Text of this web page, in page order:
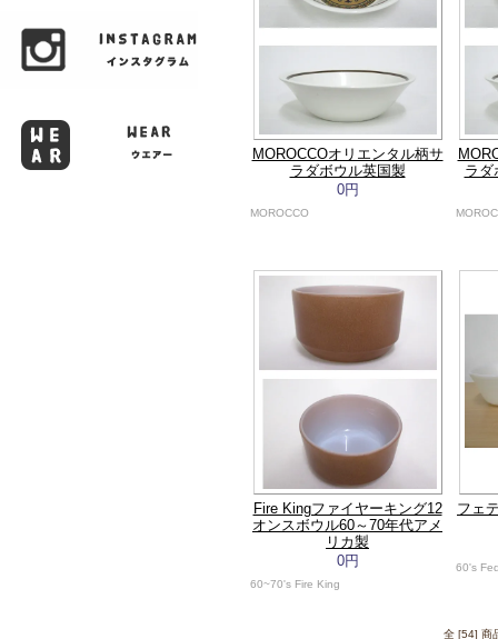
MOROCCOオリエンタル柄サ
ラダボウル英国製
0円
MOROCCO
ラダ
Fire Kingファイヤーキング12
オンスボウル60～70年代アメ
リカ製
0円
60~70's Fire King
フェ
60's
全 [54] 商